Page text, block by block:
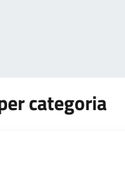
categoria